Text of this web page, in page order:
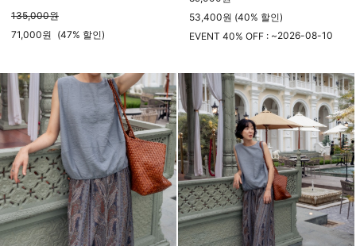
135,000원
71,000원 (47% 할인)
53,400원 (40% 할인)
EVENT 40% OFF : ~2026-08-10